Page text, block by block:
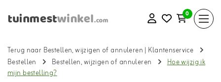
0
Terug naar Bestellen, wijzigen of annuleren | Klantenservice
Bestellen
Bestellen, wijzigen of annuleren
Hoe wijzig ik
mijn bestelling?